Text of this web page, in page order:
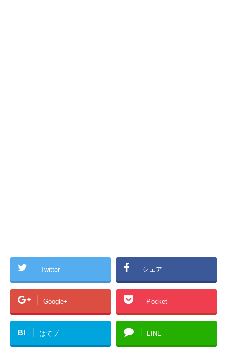
Twitter シェア
Google+ Pocket
B! はてブ LINE